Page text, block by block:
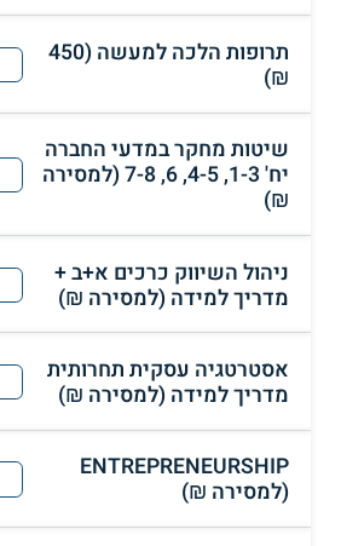
תרופות הלכה למעשה (450
₪)
שיטות מחקר במדעי החברה
יח' 1-3, 4-5, 6, 7-8 (למסירה
₪)
ניהול השיווק כרכים א+ב +
מדריך למידה (למסירה ₪)
אסטרטגיה עסקית תחרותית
מדריך למידה (למסירה ₪)
ENTREPRENEURSHIP
(למסירה ₪)